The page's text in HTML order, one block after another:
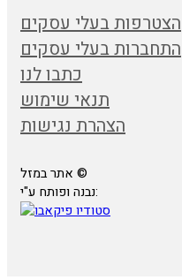
הצטרפות בעלי עסקים
התחברות בעלי עסקים
כתבו לנו
תנאי שימוש
הצהרת נגישות
אתר במזל ©
נבנה ופותח ע"י: